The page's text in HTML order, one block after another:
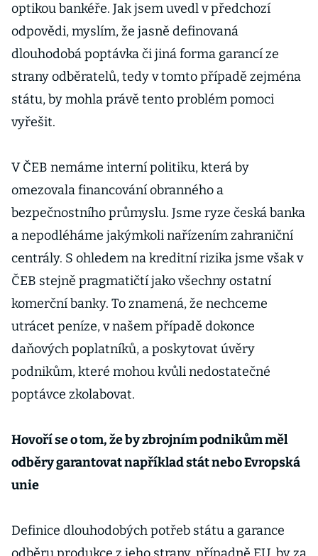
optikou bankéře. Jak jsem uvedl v předchozí
odpovědi, myslím, že jasně definovaná
dlouhodobá poptávka či jiná forma garancí ze
strany odběratelů, tedy v tomto případě zejména
státu, by mohla právě tento problém pomoci
vyřešit.
V ČEB nemáme interní politiku, která by
omezovala financování obranného a
bezpečnostního průmyslu. Jsme ryze česká banka
a nepodléháme jakýmkoli nařízením zahraniční
centrály. S ohledem na kreditní rizika jsme však v
ČEB stejně pragmatičtí jako všechny ostatní
komerční banky. To znamená, že nechceme
utrácet peníze, v našem případě dokonce
daňových poplatníků, a poskytovat úvěry
podnikům, které mohou kvůli nedostatečné
poptávce zkolabovat.
Hovoří se o tom, že by zbrojním podnikům měl
odběry garantovat například stát nebo Evropská
unie
Definice dlouhodobých potřeb státu a garance